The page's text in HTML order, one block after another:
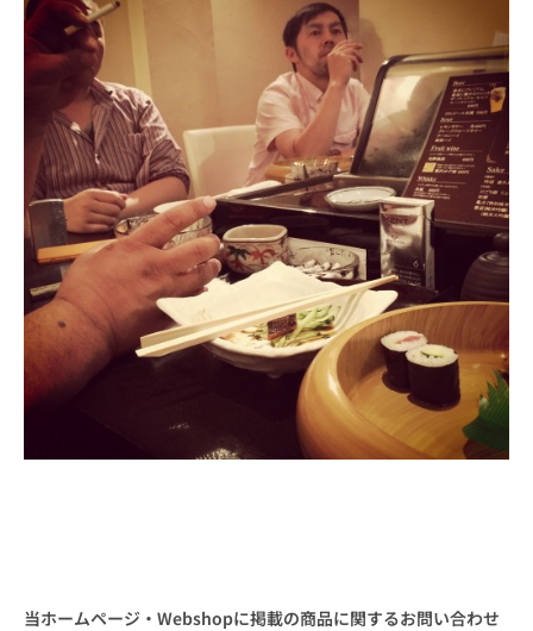
当ホームページ・Webshopに掲載の商品に関するお問い合わせ